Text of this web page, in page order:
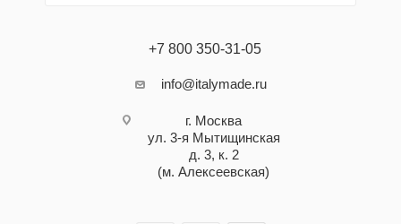
+7 800 350-31-05
info@italymade.ru
г. Москва
ул. 3-я Мытищинская
д. 3, к. 2
(м. Алексеевская)